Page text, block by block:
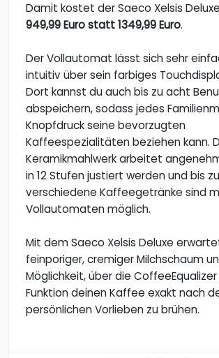
Damit kostet der Saeco Xelsis Deluxe
949,99 Euro statt 1349,99 Euro.
Der Vollautomat lässt sich sehr
intuitiv über sein farbiges
Dort kannst du auch bis zu acht
abspeichern, sodass jedes
Knopfdruck seine bevorzugten
Kaffeespezialitäten beziehen kann.
Keramikmahlwerk arbeitet
in 12 Stufen justiert werden und bis
verschiedene Kaffeegetränke sind
Vollautomaten möglich.
Mit dem Saeco Xelsis Deluxe
feinporiger, cremiger Milchschaum
Möglichkeit, über die
Funktion deinen Kaffee exakt nach
persönlichen Vorlieben zu brühen.